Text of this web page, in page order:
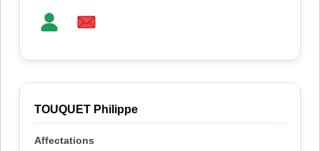
TOUQUET Philippe